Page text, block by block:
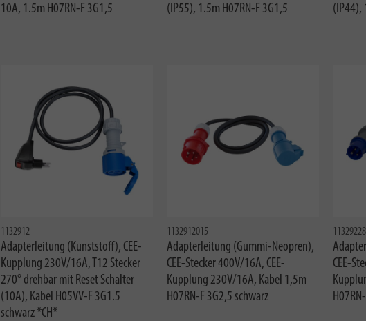
10A, 1.5m H07RN-F 3G1,5
(IP55), 1.5m H07RN-F 3G1,5
(IP44),
1132912
Adapterleitung (Kunststoff), CEE-
Kupplung 230V/16A, T12 Stecker
270° drehbar mit Reset Schalter
(10A), Kabel H05VV-F 3G1.5
schwarz *CH*
1132912015
Adapterleitung (Gummi-Neopren),
CEE-Stecker 400V/16A, CEE-
Kupplung 230V/16A, Kabel 1,5m
H07RN-F 3G2,5 schwarz
CEE-